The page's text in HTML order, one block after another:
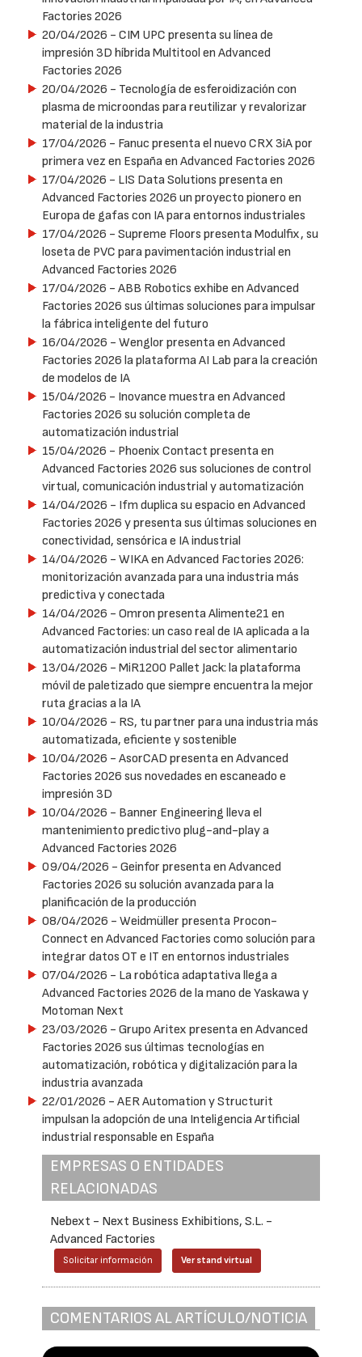
Factories 2026
20/04/2026 - CIM UPC presenta su línea de
impresión 3D híbrida Multitool en Advanced
Factories 2026
20/04/2026 - Tecnología de esferoidización con
plasma de microondas para reutilizar y revalorizar
material de la industria
17/04/2026 - Fanuc presenta el nuevo CRX 3iA por
primera vez en España en Advanced Factories 2026
17/04/2026 - LIS Data Solutions presenta en
Advanced Factories 2026 un proyecto pionero en
Europa de gafas con IA para entornos industriales
17/04/2026 - Supreme Floors presenta Modulfix, su
loseta de PVC para pavimentación industrial en
Advanced Factories 2026
17/04/2026 - ABB Robotics exhibe en Advanced
Factories 2026 sus últimas soluciones para impulsar
la fábrica inteligente del futuro
16/04/2026 - Wenglor presenta en Advanced
Factories 2026 la plataforma AI Lab para la creación
de modelos de IA
15/04/2026 - Inovance muestra en Advanced
Factories 2026 su solución completa de
automatización industrial
15/04/2026 - Phoenix Contact presenta en
Advanced Factories 2026 sus soluciones de control
virtual, comunicación industrial y automatización
14/04/2026 - Ifm duplica su espacio en Advanced
Factories 2026 y presenta sus últimas soluciones en
conectividad, sensórica e IA industrial
14/04/2026 - WIKA en Advanced Factories 2026:
monitorización avanzada para una industria más
predictiva y conectada
14/04/2026 - Omron presenta Alimente21 en
Advanced Factories: un caso real de IA aplicada a la
automatización industrial del sector alimentario
13/04/2026 - MiR1200 Pallet Jack: la plataforma
móvil de paletizado que siempre encuentra la mejor
ruta gracias a la IA
10/04/2026 - RS, tu partner para una industria más
automatizada, eficiente y sostenible
10/04/2026 - AsorCAD presenta en Advanced
Factories 2026 sus novedades en escaneado e
impresión 3D
10/04/2026 - Banner Engineering lleva el
mantenimiento predictivo plug-and-play a
Advanced Factories 2026
09/04/2026 - Geinfor presenta en Advanced
Factories 2026 su solución avanzada para la
planificación de la producción
08/04/2026 - Weidmüller presenta Procon-
Connect en Advanced Factories como solución para
integrar datos OT e IT en entornos industriales
07/04/2026 - La robótica adaptativa llega a
Advanced Factories 2026 de la mano de Yaskawa y
Motoman Next
23/03/2026 - Grupo Aritex presenta en Advanced
Factories 2026 sus últimas tecnologías en
automatización, robótica y digitalización para la
industria avanzada
22/01/2026 - AER Automation y Structurit
impulsan la adopción de una Inteligencia Artificial
industrial responsable en España
EMPRESAS O ENTIDADES
RELACIONADAS
Nebext - Next Business Exhibitions, S.L. -
Advanced Factories
Solicitar información Ver stand virtual
COMENTARIOS AL ARTÍCULO/NOTICIA